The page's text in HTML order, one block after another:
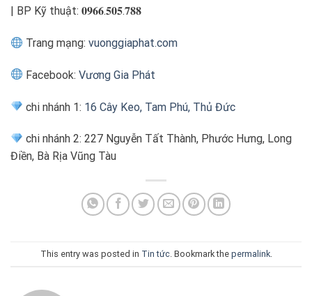
| BP Kỹ thuật: 𝟎𝟗𝟔𝟔.𝟓𝟎𝟓.𝟕𝟖𝟖
Trang mạng:vuonggiaphat.com
Facebook:Vương Gia Phát
chi nhánh 1: 16 Cây Keo, Tam Phú, Thủ Đức
chi nhánh 2: 227 Nguyễn Tất Thành, Phước Hưng, Long
Điền, Bà Rịa Vũng Tàu
This entry was posted in Tin tức. Bookmark the permalink.